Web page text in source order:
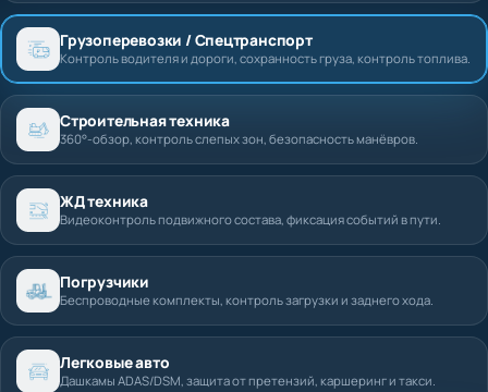
Грузоперевозки / Спецтранспорт
Контроль водителя и дороги, сохранность груза, контроль топлива.
Строительная техника
360°-обзор, контроль слепых зон, безопасность манёвров.
ЖД техника
Видеоконтроль подвижного состава, фиксация событий в пути.
Погрузчики
Беспроводные комплекты, контроль загрузки и заднего хода.
Легковые авто
Дашкамы ADAS/DSM, защита от претензий, каршеринг и такси.